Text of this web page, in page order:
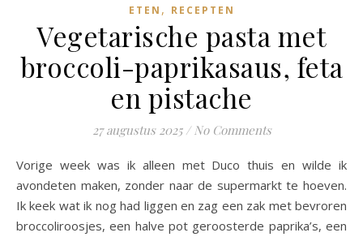
ETEN , RECEPTEN
Vegetarische pasta met
broccoli-paprikasaus, feta
en pistache
27 augustus 2025 / No Comments
Vorige week was ik alleen met Duco thuis en wilde ik
avondeten maken, zonder naar de supermarkt te hoeven.
Ik keek wat ik nog had liggen en zag een zak met bevroren
broccoliroosjes, een halve pot geroosterde paprika’s, een